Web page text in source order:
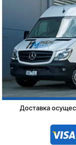
Доставка